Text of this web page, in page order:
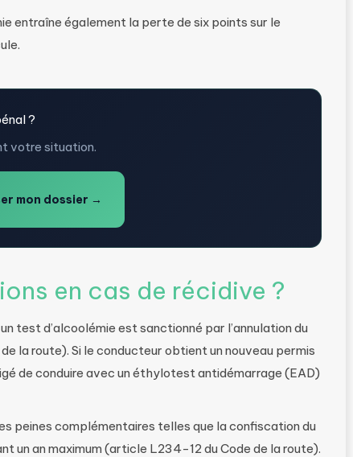
entraîne également la perte de six points sur le
?
votre situation.
mon dossier →
en cas de récidive ?
test d’alcoolémie est sanctionné par l’annulation du
la route). Si le conducteur obtient un nouveau permis
de conduire avec un éthylotest antidémarrage (EAD)
peines complémentaires telles que la confiscation du
un an maximum (article L234-12 du Code de la route).